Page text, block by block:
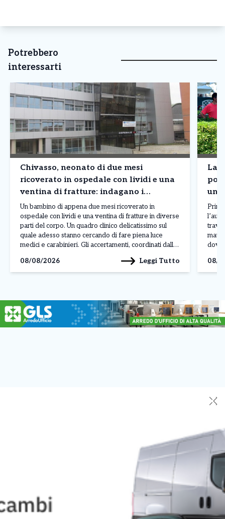
Potrebbero
interessarti
Chivasso, neonato di due mesi
ricoverato in ospedale con lividi e una
ventina di fratture: indagano i
carabinieri
Un bambino di appena due mesi ricoverato in
ospedale con lividi e una ventina di fratture in diverse
parti del corpo. Un quadro clinico delicatissimo sul
quale adesso stanno cercando di fare piena luce
medici e carabinieri. Gli accertamenti, coordinati dalla
l’origine delle lesioni e chiarire se il neonato […]
08/08/2026 Leggi Tutto
poi
uno
dove
loro
08/